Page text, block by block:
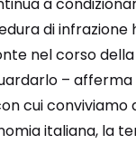
di infrazione
nel corso
–
cui conviviamo
italiana, la